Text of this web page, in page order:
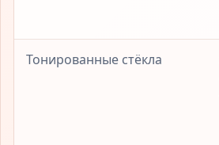
Тонированные стёкла